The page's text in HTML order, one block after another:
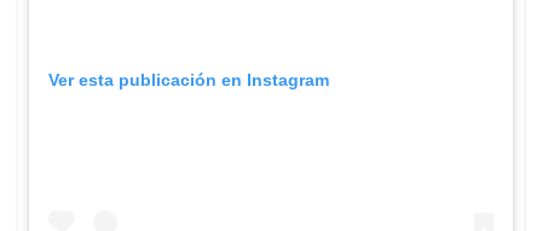
Ver esta publicación en Instagram